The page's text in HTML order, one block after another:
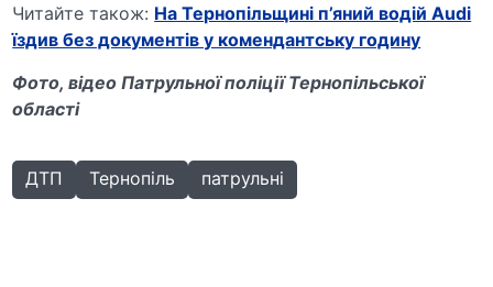
Читайте також: На Тернопільщині п’яний водій Audi
їздив без документів у комендантську годину
Фото, відео Патрульної поліції Тернопільської
області
ДТП Тернопіль патрульні